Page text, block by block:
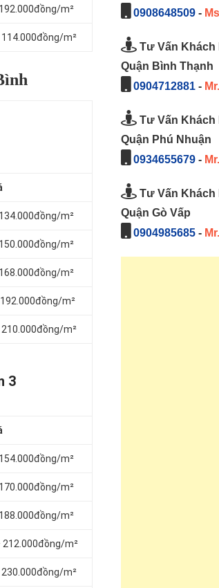
m²
m²
m²
m²
m²
m²
m²
3
m²
m²
m²
m²
m²
0908648509-
Tư Vấn Khách
Quận Bình Thạnh
0904712881-
Tư Vấn Khách
Quận Phú Nhuận
0934655679-
Tư Vấn Khách
Quận Gò Vấp
0904985685-